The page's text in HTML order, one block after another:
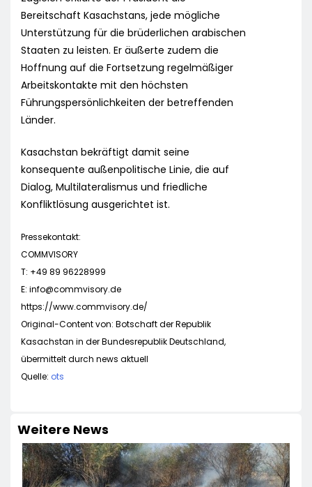
Bereitschaft Kasachstans, jede mögliche
Unterstützung für die brüderlichen arabischen
Staaten zu leisten. Er äußerte zudem die
Hoffnung auf die Fortsetzung regelmäßiger
Arbeitskontakte mit den höchsten
Führungspersönlichkeiten der betreffenden
Länder.
Kasachstan bekräftigt damit seine
konsequente außenpolitische Linie, die auf
Dialog, Multilateralismus und friedliche
Konfliktlösung ausgerichtet ist.
Pressekontakt:
COMMVISORY
T: +49 89 96228999
E: info@commvisory.de
https://www.commvisory.de/
Original-Content von: Botschaft der Republik
Kasachstan in der Bundesrepublik Deutschland,
übermittelt durch news aktuell
Quelle: ots
Weitere News